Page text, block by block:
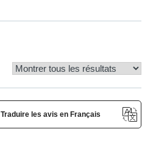
Traduire les avis en Français